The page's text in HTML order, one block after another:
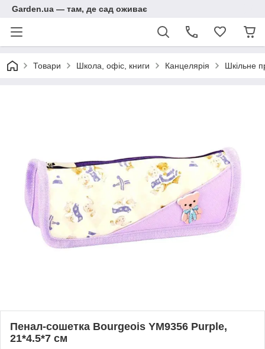
Garden.ua — там, де сад оживає
Товари Школа, офіс, книги Канцелярія Шкільне
Пенал-сошетка Bourgeois YM9356 Purple,
21*4.5*7 см